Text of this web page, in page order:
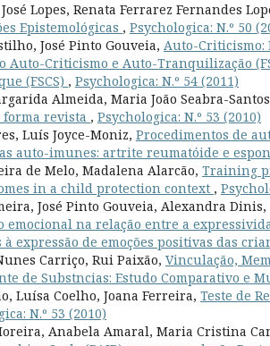
Lopes, Renata Ferrarez Fernandes
Epistemológicas , Psychologica: N.º 50
José Pinto Gouveia, Auto-Criticismo:
Auto-Criticismo e Auto-Tranquilização
(FSCS) , Psychologica: N.º 54 (2011)
Almeida, Maria João Seabra-
revista , Psychologica: N.º 53 (2010)
Luís Joyce-Moniz, Procedimentos de
auto-imunes: artrite reumatóide e
de Melo, Madalena Alarcão, Training
in a child protection context ,
José Pinto Gouveia, Alexandra
emocional na relação entre a
expressão de emoções positivas das
Carriço, Rui Paixão, Vinculação,
de Substncias: Estudo Comparativo e
Luísa Coelho, Joana Ferreira, Teste de
N.º 53 (2010)
Anabela Amaral, Maria Cristina